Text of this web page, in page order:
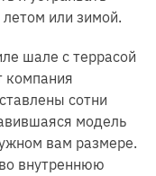
или зимой.
шале с террасой
компания
сотни
модель
вам размере.
внутреннюю